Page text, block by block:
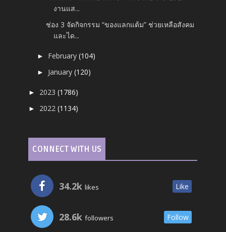
งานแส...
ช่อง 3 จัดกิจกรรม “ของแลกแต้ม” ช่วยเหลือสังคม
และได...
► February(104)
► January(120)
► 2023(1786)
► 2022(1134)
CONNECT WITH US
34.2k likes Like
28.6k followers Follow